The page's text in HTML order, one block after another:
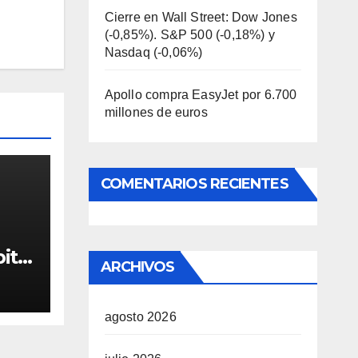
Cierre en Wall Street: Dow Jones
(-0,85%). S&P 500 (-0,18%) y
Nasdaq (-0,06%)
Apollo compra EasyJet por 6.700
millones de euros
COMENTARIOS RECIENTES
ARCHIVOS
agosto 2026